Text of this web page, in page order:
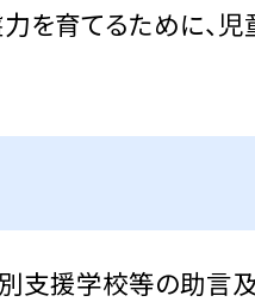
を育てるために、
支援学校等の助言